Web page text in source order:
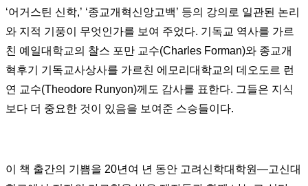
‘어거스틴 신학,’ ‘종교개혁신앙고백’ 등의 강의로 일관된 논리
와 지적 기풍이 무엇인가를 보여 주었다. 기독교 역사를 가르
친 예일대학교의 찰스 포만 교수(Charles Forman)와 종교개
혁후기 기독교사상사를 가르친 에모리대학교의 데오도르 런
연 교수(Theodore Runyon)께도 감사를 표한다. 그들은 지식
보다 더 중요한 것이 있음을 보여준 스승들이다.
이 책 출간의 기쁨을 20년여 년 동안 고려신학대학원―고신대